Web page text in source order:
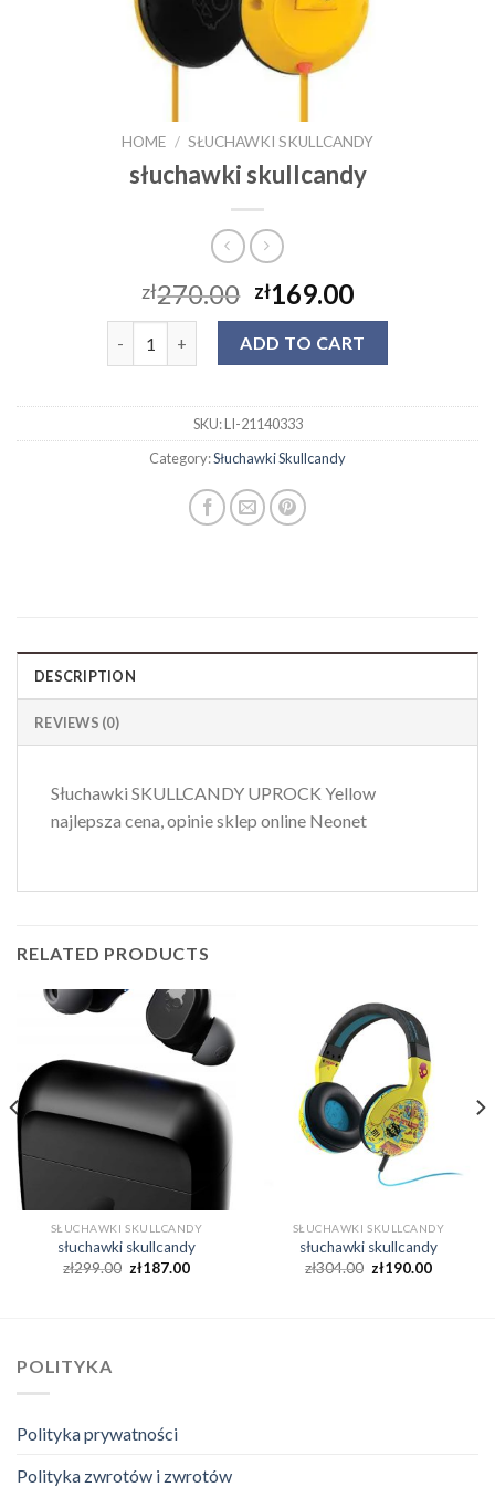
HOME / SŁUCHAWKI SKULLCANDY
słuchawki skullcandy
zł270.00 zł169.00
słuchawki skullcandy quantity
ADD TO CART
SKU:LI-21140333
Category:Słuchawki Skullcandy
DESCRIPTION
REVIEWS (0)
Słuchawki SKULLCANDY UPROCK Yellow
najlepsza cena, opinie sklep online Neonet
RELATED PRODUCTS
SŁUCHAWKI SKULLCANDY
słuchawki skullcandy
zł299.00 zł187.00
SŁUCHAWKI SKULLCANDY
słuchawki skullcandy
zł304.00 zł190.00
POLITYKA
Polityka prywatności
Polityka zwrotów i zwrotów